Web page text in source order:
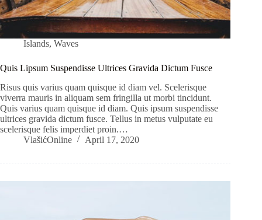
Islands, Waves
Quis Lipsum Suspendisse Ultrices Gravida Dictum Fusce
Risus quis varius quam quisque id diam vel. Scelerisque
viverra mauris in aliquam sem fringilla ut morbi tincidunt.
Quis varius quam quisque id diam. Quis ipsum suspendisse
ultrices gravida dictum fusce. Tellus in metus vulputate eu
scelerisque felis imperdiet proin.…
VlašićOnline
April 17, 2020